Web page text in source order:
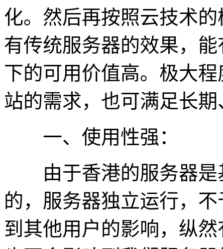
化。然后再按照云技术
有传统服务器的效果，
下的可用价值高。极大
站的需求，也可满足长
一、使用性强：
由于香港的服务器是
的，服务器独立运行，
到其他用户的影响，纵